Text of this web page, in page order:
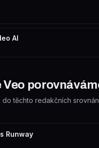
AI
Veo
do těchto redakčních
Runway